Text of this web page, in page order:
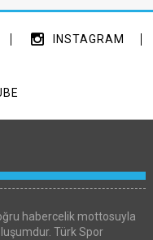
INSTAGRAM
habercelik mottosuyla
Türk Spor